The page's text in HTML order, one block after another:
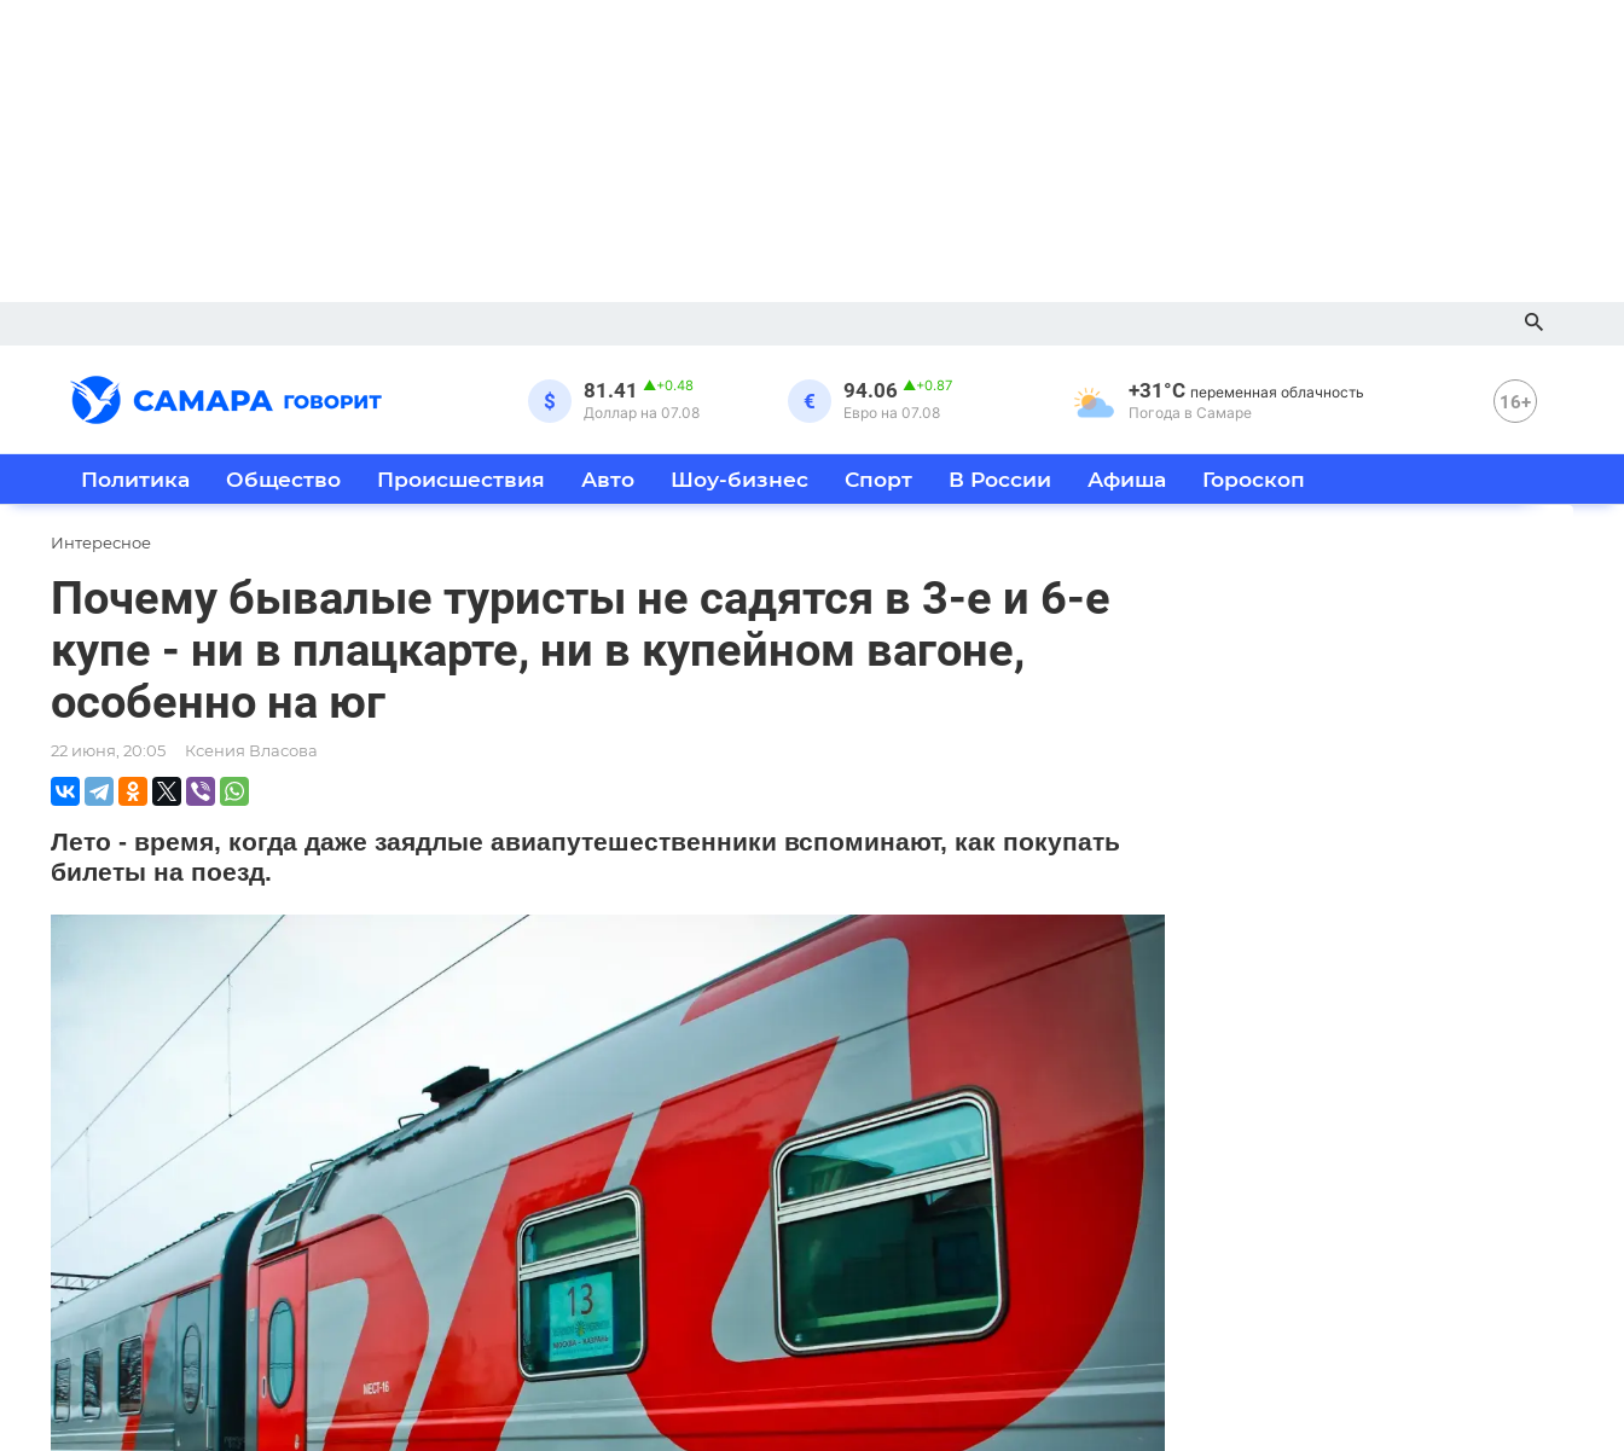
$ 81.41 ▲+0.48
Доллар на 07.08 € 94.06 ▲+0.87
Евро на 07.08
+31°C переменная облачность
Погода в Самаре
16+
Политика Общество Происшествия Авто Шоу-бизнес Спорт В России Афиша Гороскоп
Интересное
Почему бывалые туристы не садятся в 3-е и 6-е
купе - ни в плацкарте, ни в купейном вагоне,
особенно на юг
22 июня, 20:05 Ксения Власова
Лето - время, когда даже заядлые авиапутешественники вспоминают, как покупать
билеты на поезд.